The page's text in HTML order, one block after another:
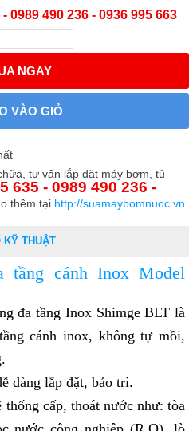
0989 490 236 - 0936 995 663
NGAY
VÀO GIỎ
tư vấn lắp đặt máy bơm, tủ
635 - 0989 490 236 -
thêm tại http://suamaybomnuoc.vn
KỸ THUẬT
cánh Inox Model
đa tầng Inox Shimge BLT là
cánh inox, không tự mồi,
dàng lắp đặt, bảo trì.
cấp, thoát nước như: tòa